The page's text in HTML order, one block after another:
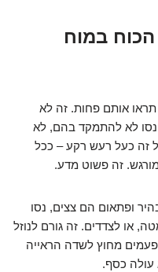
הכוח במוח
תראו אותם פחות. זה לא
נסו לא להתמקד בהם, לא
זה כעל רעש רקע – ככל
זה פשוט מדע.
ופתאום הם צצים, נסו
או לצדדים. זה גורם לנוזל
לפעמים מחוץ לשדה הראייה
עולה כסף.